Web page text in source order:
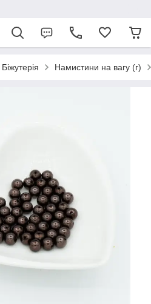
Біжутерія Намистини на вагу (г)